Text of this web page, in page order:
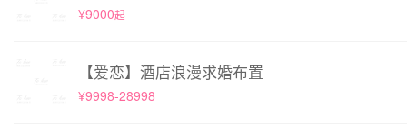
¥9000起
【爱恋】酒店浪漫求婚布置
¥9998-28998